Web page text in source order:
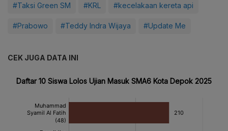
#Taksi Green SM #KRL #kecelakaan kereta api
#Prabowo #Teddy Indra Wijaya #Update Me
CEK JUGA DATA INI